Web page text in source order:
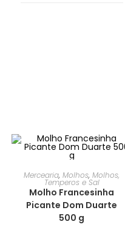
Mercearia,Molhos,Molhos,
Temperos e Sal
Molho Francesinha
Picante Dom Duarte
500 g